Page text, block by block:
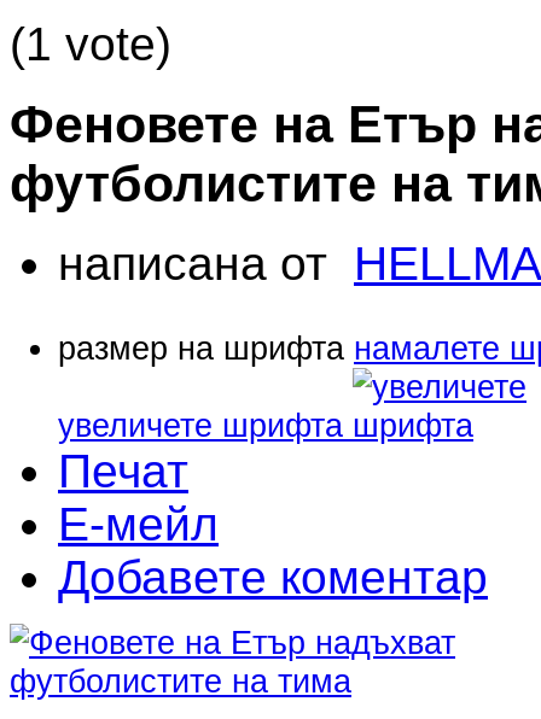
(1 vote)
Феновете на Етър
футболистите на
написана от
размер на шрифта намалете
увеличете шрифта
Печат
Е-мейл
Добавете коментар